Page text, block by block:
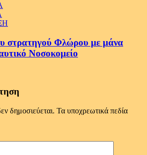
στρατηγού Φλώρου με μάνα
Νοσοκομείο
δημοσιεύεται. Τα υποχρεωτικά πεδία